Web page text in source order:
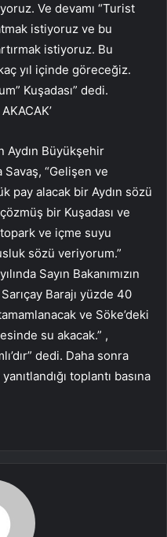
Ve devamı “Turist
istiyoruz ve bu
istiyoruz. Bu
yıl içinde göreceğiz.
Kuşadası” dedi.
Aydın Büyükşehir
Savaş, “Gelişen ve
pay alacak bir Aydın sözü
bir Kuşadası ve
ve içme suyu
sözü veriyorum.”
Sayın Bakanımızın
Barajı yüzde 40
ve Söke’deki
su akacak.” ,
dedi. Daha sonra
toplantı basına